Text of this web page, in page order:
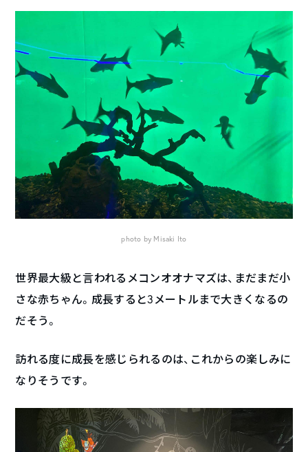
photo by Misaki Ito
世界最大級と言われるメコンオオナマズは、まだまだ小
さな赤ちゃん。成長すると3メートルまで大きくなるの
だそう。
訪れる度に成長を感じられるのは、これからの楽しみに
なりそうです。